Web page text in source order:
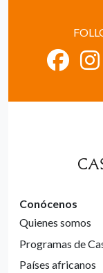
Conócenos
Quienes somos
Programas de
Países africanos